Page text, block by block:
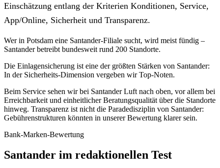
Einschätzung entlang der Kriterien Konditionen, Service,
App/Online, Sicherheit und Transparenz.
Wer in Potsdam eine Santander-Filiale sucht, wird meist fündig –
Santander betreibt bundesweit rund 200 Standorte.
Die Einlagensicherung ist eine der größten Stärken von Santander:
In der Sicherheits-Dimension vergeben wir Top-Noten.
Beim Service sehen wir bei Santander Luft nach oben, vor allem bei
Erreichbarkeit und einheitlicher Beratungsqualität über die Standorte
hinweg. Transparenz ist nicht die Paradedisziplin von Santander:
Gebührenstrukturen könnten in unserer Bewertung klarer sein.
Bank-Marken-Bewertung
Santander im redaktionellen Test